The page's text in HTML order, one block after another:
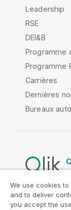
Leadership
RSE
DEI&B
Programme
Programme
Carrières
Dernières
Bureaux
Contrats
Conditions
We use cookies
and to deliver
you accept the